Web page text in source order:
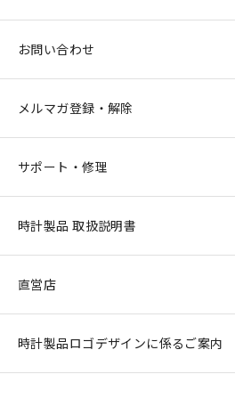
お問い合わせ
メルマガ登録・解除
サポート・修理
時計製品 取扱説明書
直営店
時計製品ロゴデザインに係るご案内